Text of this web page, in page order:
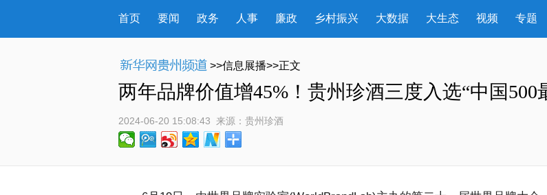
首页 要闻 政务 人事 廉政 乡村振兴 大数据 大生态 视频 专题
>>信息展播>>正文
两年品牌价值增45%！贵州珍酒三度入选“中国500
2024-06-20 15:08:43 来源： 贵州珍酒